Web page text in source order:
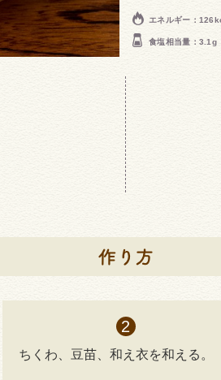
エネルギー：
食塩相当量：3.1g
ちくわ、豆苗、和え衣を和える。